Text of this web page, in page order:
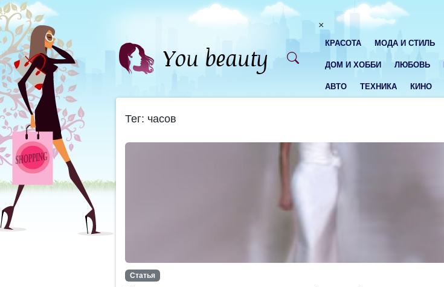
×
КРАСОТА МОДА И СТИЛЬ
ДОМ И ХОББИ ЛЮБОВЬ
АВТО ТЕХНИКА КИНО
Тег: часов
Статья